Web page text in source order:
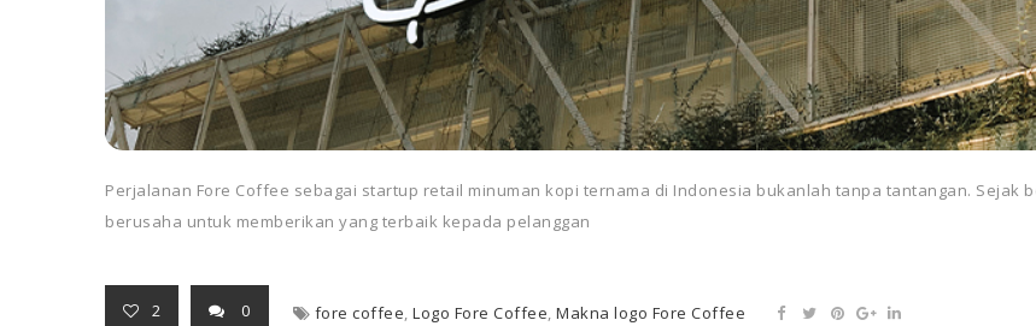
Perjalanan Fore Coffee sebagai startup retail minuman kopi ternama di Indonesia bukanlah tanpa tantangan. Sejak
berusaha untuk memberikan yang terbaik kepada pelanggan
2 0 fore coffee, Logo Fore Coffee, Makna logo Fore Coffee